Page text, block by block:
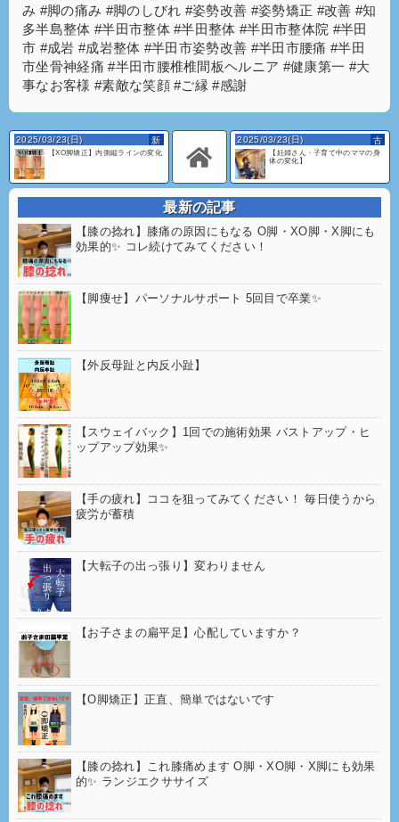
み #脚の痛み #脚のしびれ #姿勢改善 #姿勢矯正 #改善 #知
多半島整体 #半田市整体 #半田整体 #半田市整体院 #半田
市 #成岩 #成岩整体 #半田市姿勢改善 #半田市腰痛 #半田
市坐骨神経痛 #半田市腰椎椎間板ヘルニア #健康第一 #大
事なお客様 #素敵な笑顔 #ご縁 #感謝
2025/03/23(日)
【XO脚矯正】内側縦ラインの変化
2025/03/23(日)
【妊婦さん・子育て中のママの身
体の変化】
最新の記事
【膝の捻れ】膝痛の原因にもなる O脚・XO脚・X脚にも
効果的✨ コレ続けてみてください！
【脚痩せ】パーソナルサポート 5回目で卒業✨
【外反母趾と内反小趾】
【スウェイバック】1回での施術効果 バストアップ・ヒ
ップアップ効果✨
【手の疲れ】ココを狙ってみてください！ 毎日使うから
疲労が蓄積
【大転子の出っ張り】変わりません
【お子さまの扁平足】心配していますか？
【O脚矯正】正直、簡単ではないです
【膝の捻れ】これ膝痛めます O脚・XO脚・X脚にも効果
的✨ ランジエクササイズ